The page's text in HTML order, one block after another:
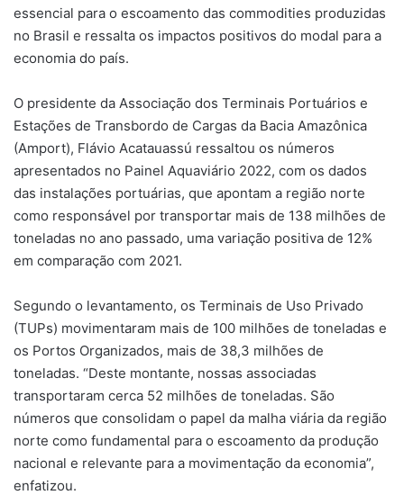
essencial para o escoamento das commodities produzidas
no Brasil e ressalta os impactos positivos do modal para a
economia do país.
O presidente da Associação dos Terminais Portuários e
Estações de Transbordo de Cargas da Bacia Amazônica
(Amport), Flávio Acatauassú ressaltou os números
apresentados no Painel Aquaviário 2022, com os dados
das instalações portuárias, que apontam a região norte
como responsável por transportar mais de 138 milhões de
toneladas no ano passado, uma variação positiva de 12%
em comparação com 2021.
Segundo o levantamento, os Terminais de Uso Privado
(TUPs) movimentaram mais de 100 milhões de toneladas e
os Portos Organizados, mais de 38,3 milhões de
toneladas. “Deste montante, nossas associadas
transportaram cerca 52 milhões de toneladas. São
números que consolidam o papel da malha viária da região
norte como fundamental para o escoamento da produção
nacional e relevante para a movimentação da economia”,
enfatizou.